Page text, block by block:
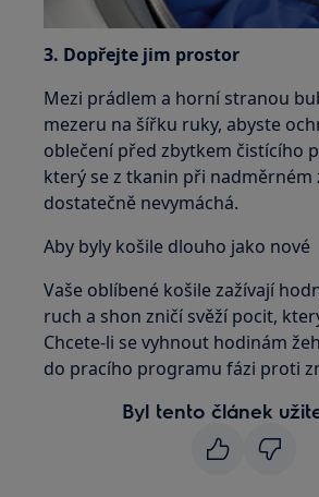
3. Dopřejte jim prostor
Mezi prádlem a horní stranou
mezeru na šířku ruky, abyste
oblečení před zbytkem čistícího
který se z tkanin při nadměrném
dostatečně nevymáchá.
Aby byly košile dlouho jako nové
Vaše oblíbené košile zažívají
ruch a shon zničí svěží pocit,
Chcete-li se vyhnout hodinám
do pracího programu fázi proti
Byl tento článek